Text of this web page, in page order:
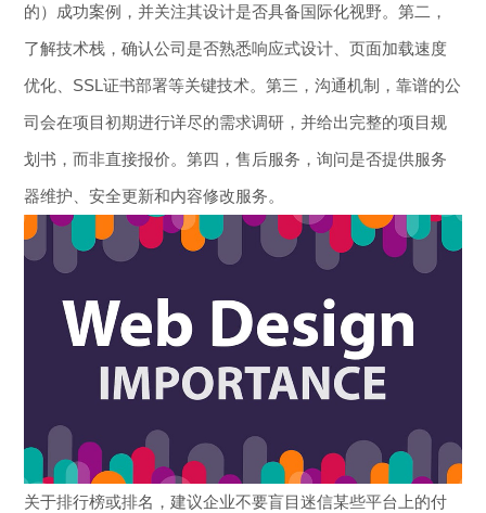
的）成功案例，并关注其设计是否具备国际化视野。第二，
了解技术栈，确认公司是否熟悉响应式设计、页面加载速度
优化、SSL证书部署等关键技术。第三，沟通机制，靠谱的公
司会在项目初期进行详尽的需求调研，并给出完整的项目规
划书，而非直接报价。第四，售后服务，询问是否提供服务
器维护、安全更新和内容修改服务。
关于排行榜或排名，建议企业不要盲目迷信某些平台上的付